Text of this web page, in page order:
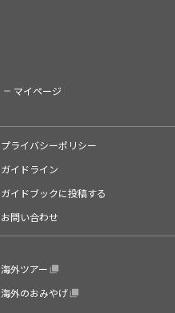
マイページ
プライバシーポリシー
ガイドライン
ガイドブックに投稿する
お問い合わせ
海外ツアー
海外のおみやげ